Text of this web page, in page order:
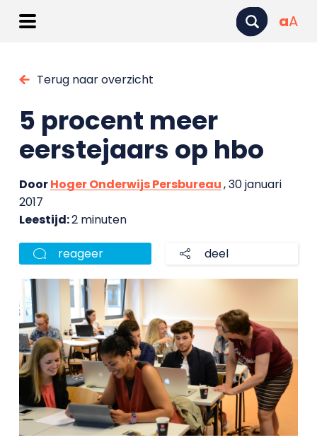
aA
Terug naar overzicht
5 procent meer
eerstejaars op hbo
DoorHoger Onderwijs Persbureau, 30 januari
2017
Leestijd:2 minuten
reageer deel